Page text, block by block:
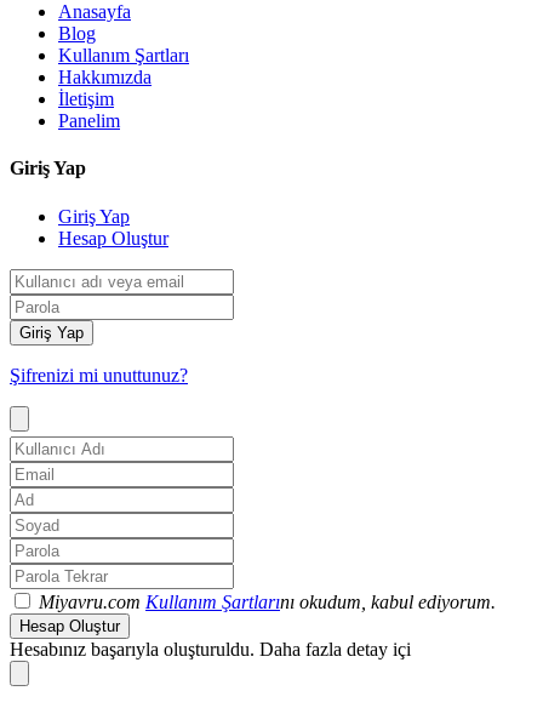
Anasayfa
Blog
Kullanım Şartları
Hakkımızda
İletişim
Panelim
Giriş Yap
Giriş Yap
Hesap Oluştur
Giriş Yap
Şifrenizi mi unuttunuz?
Miyavru.com Kullanım Şartlarını okudum, kabul ediyorum.
Hesap Oluştur
Hesabınız başarıyla oluşturuldu. Daha fazla detay içi